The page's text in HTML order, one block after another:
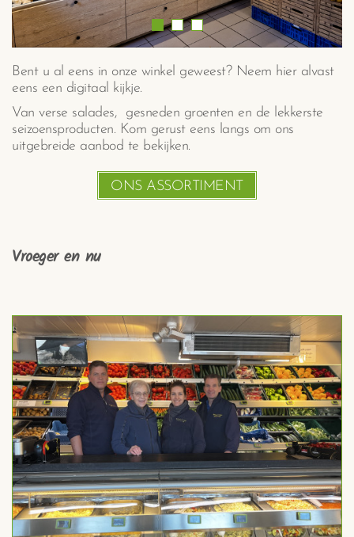
Bent u al eens in onze winkel geweest? Neem hier alvast
eens een digitaal kijkje.
Van verse salades, gesneden groenten en de lekkerste
seizoensproducten. Kom gerust eens langs om ons
uitgebreide aanbod te bekijken.
ONS ASSORTIMENT
Vroeger en nu